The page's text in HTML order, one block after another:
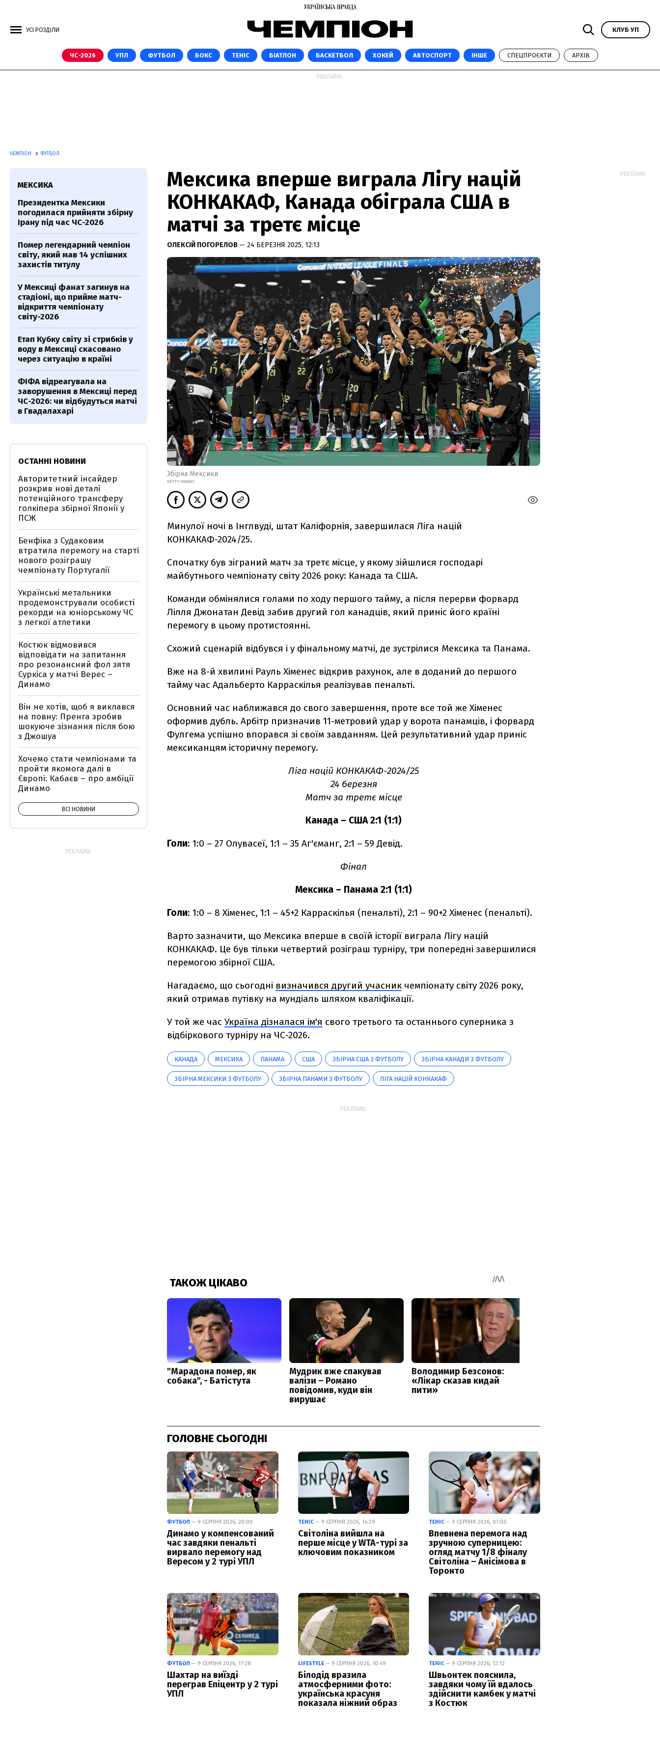
УСІ РОЗДІЛИ КЛУБ УП
ЧС-2026 УПЛ ФУТБОЛ БОКС ТЕНІС БІАТЛОН БАСКЕТБОЛ ХОКЕЙ АВТОСПОРТ ІНШЕ СПЕЦПРОЄКТИ АРХІВ
РЕКЛАМА:
ЧЕМПІОН ФУТБОЛ
Мексика вперше виграла Лігу націй
КОНКАКАФ, Канада обіграла США в
матчі за третє місце
ОЛЕКСІЙ ПОГОРЕЛОВ — 24 БЕРЕЗНЯ 2025, 12:13
Збірна Мексики
GETTY IMAGES
Минулої ночі в Інглвуді, штат Каліфорнія, завершилася Ліга націй
КОНКАКАФ-2024/25.
Спочатку був зіграний матч за третє місце, у якому зійшлися господарі
майбутнього чемпіонату світу 2026 року: Канада та США.
Команди обмінялися голами по ходу першого тайму, а після перерви форвард
Лілля Джонатан Девід забив другий гол канадців, який приніс його країні
перемогу в цьому протистоянні.
Схожий сценарій відбувся і у фінальному матчі, де зустрілися Мексика та Панама.
Вже на 8-й хвилині Рауль Хіменес відкрив рахунок, але в доданий до першого
тайму час Адальберто Карраскілья реалізував пенальті.
Основний час наближався до свого завершення, проте все той же Хіменес
оформив дубль. Арбітр призначив 11-метровий удар у ворота панамців, і форвард
Фулгема успішно впорався зі своїм завданням. Цей результативний удар приніс
мексиканцям історичну перемогу.
Ліга націй КОНКАКАФ-2024/25
24 березня
Матч за третє місце
Канада – США 2:1 (1:1)
Голи: 1:0 – 27 Олувасеї, 1:1 – 35 Аг'єманг, 2:1 – 59 Девід.
Фінал
Мексика – Панама 2:1 (1:1)
Голи: 1:0 – 8 Хіменес, 1:1 – 45+2 Карраскілья (пенальті), 2:1 – 90+2 Хіменес (пенальті).
Варто зазначити, що Мексика вперше в своїй історії виграла Лігу націй
КОНКАКАФ. Це був тільки четвертий розіграш турніру, три попередні завершилися
перемогою збірної США.
Нагадаємо, що сьогодні визначився другий учасник чемпіонату світу 2026 року,
який отримав путівку на мундіаль шляхом кваліфікації.
У той же час Україна дізналася ім'я свого третього та останнього суперника з
відбіркового турніру на ЧС-2026.
КАНАДА МЕКСИКА ПАНАМА США ЗБІРНА США З ФУТБОЛУ ЗБІРНА КАНАДИ З ФУТБОЛУ
ЗБІРНА МЕКСИКИ З ФУТБОЛУ ЗБІРНА ПАНАМИ З ФУТБОЛУ ЛІГА НАЦІЙ КОНКАКАФ
РЕКЛАМА:
ГОЛОВНЕ СЬОГОДНІ
ФУТБОЛ — 9 СЕРПНЯ 2026, 20:00
Динамо у компенсований
час завдяки пенальті
вирвало перемогу над
Вересом у 2 турі УПЛ
ТЕНІС— 9 СЕРПНЯ 2026, 14:29
Світоліна вийшла на
перше місце у WTA-турі за
ключовим показником
ТЕНІС — 9 СЕРПНЯ 2026, 07:00
Впевнена перемога над
зручною суперницею:
огляд матчу 1/8 фіналу
Світоліна – Анісімова в
Торонто
ФУТБОЛ — 9 СЕРПНЯ 2026, 17:28
Шахтар на виїзді
переграв Епіцентр у 2 турі
УПЛ
LIFESTYLE— 9 СЕРПНЯ 2026, 10:49
Білодід вразила
атмосферними фото:
українська красуня
показала ніжний образ
ТЕНІС — 9 СЕРПНЯ 2026, 12:12
Швьонтек пояснила,
завдяки чому їй вдалось
здійснити камбек у матчі
з Костюк
МЕКСИКА
Президентка Мексики
погодилася прийняти збірну
Ірану під час ЧС-2026
Помер легендарний чемпіон
світу, який мав 14 успішних
захистів титулу
У Мексиці фанат загинув на
стадіоні, що прийме матч-
відкриття чемпіонату
світу-2026
Етап Кубку світу зі стрибків у
воду в Мексиці скасовано
через ситуацію в країні
ФІФА відреагувала на
заворушення в Мексиці перед
ЧС-2026: чи відбудуться матчі
в Гвадалахарі
ОСТАННІ НОВИНИ
Авторитетний інсайдер
розкрив нові деталі
потенційного трансферу
голкіпера збірної Японії у
ПСЖ
Бенфіка з Судаковим
втратила перемогу на старті
нового розіграшу
чемпіонату Португалії
Українські метальники
продемонстрували особисті
рекорди на юніорському ЧС
з легкої атлетики
Костюк відмовився
відповідати на запитання
про резонансний фол зятя
Суркіса у матчі Верес –
Динамо
Він не хотів, щоб я виклався
на повну: Пренга зробив
шокуюче зізнання після бою
з Джошуа
Хочемо стати чемпіонами та
пройти якомога далі в
Європі: Кабаєв – про амбіції
Динамо
ВСІ НОВИНИ
РЕКЛАМА:
РЕКЛАМА: